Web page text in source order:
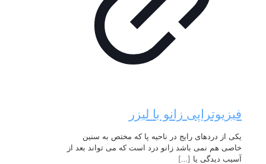
فیزیوتراپی زانو با لیزر
یکی از دردهای رایج در ناحیه پا که مختص به سنین
خاصی هم نمی باشد زانو درد است که می تواند بعد از
آسیب دیدگی یا […]